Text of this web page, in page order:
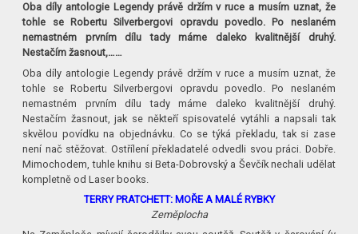
Oba díly antologie Legendy právě držím v ruce a musím uznat, že
tohle se Robertu Silverbergovi opravdu povedlo. Po neslaném
nemastném prvním dílu tady máme daleko kvalitnější druhý.
Nestačím žasnout,……
Oba díly antologie Legendy právě držím v ruce a musím uznat, že
tohle se Robertu Silverbergovi opravdu povedlo. Po neslaném
nemastném prvním dílu tady máme daleko kvalitnější druhý.
Nestačím žasnout, jak se někteří spisovatelé vytáhli a napsali tak
skvělou povídku na objednávku. Co se týká překladu, tak si zase
není nač stěžovat. Ostřílení překladatelé odvedli svou práci. Dobře.
Mimochodem, tuhle knihu si Beta-Dobrovský a Ševčík nechali udělat
kompletně od Laser books.
TERRY PRATCHETT: MOŘE A MALÉ RYBKY
Zeměplocha